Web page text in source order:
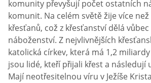
komunity převyšují počet ostatních
komunit. Na celém světě žije více
křesťanů, což z křesťanství dělá
náboženství. Z nejvlivnějších
katolická církev, která má 1,2
jsou lidé, kteří přijali křest a následují
Mají neotřesitelnou víru v Ježíše